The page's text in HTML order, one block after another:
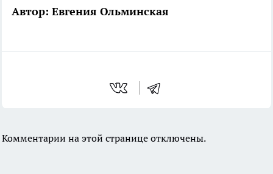
Автор: Евгения Ольминская
Комментарии на этой странице отключены.